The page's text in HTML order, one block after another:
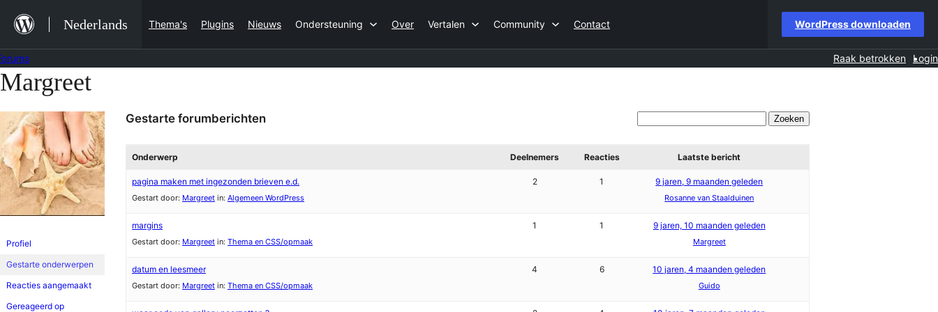
naar
de
inhoud
Nederlands Thema's Plugins Nieuws Ondersteuning Over Vertalen Community Contact WordPress downloaden
Raak betrokken Login
Ga
de
inhoud
Margreet
Profiel
Gestarte onderwerpen
Reacties aangemaakt
Gereageerd op
Gestarte forumberichten
Onderwerp Deelnemers Reacties Laatste bericht
pagina maken met ingezonden brieven e.d.
Gestart door: Margreet in: Algemeen WordPress
2 1 9 jaren, 9 maanden geleden
Rosanne van Staalduinen
margins
Gestart door: Margreet in: Thema en CSS/opmaak
1 1 9 jaren, 10 maanden geleden
Margreet
datum en leesmeer
Gestart door: Margreet in: Thema en CSS/opmaak
4 6 10 jaren, 4 maanden geleden
Guido